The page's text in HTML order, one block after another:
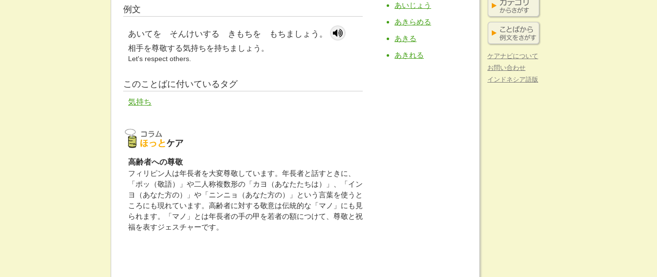
例文
あいてを そんけいする きもちを もちましょう。
相手を尊敬する気持ちを持ちましょう。
Let's respect others.
このことばに付いているタグ
気持ち
高齢者への尊敬
フィリピン人は年長者を大変尊敬しています。年長者と話すときに、
「ポッ（敬語）」や二人称複数形の「カヨ（あなたたちは）」、「イン
ヨ（あなた方の）」や「ニンニョ（あなた方の）」という言葉を使うと
ころにも現れています。高齢者に対する敬意は伝統的な「マノ」にも見
られます。「マノ」とは年長者の手の甲を若者の額につけて、尊敬と祝
福を表すジェスチャーです。
あいじょう
あきらめる
あきる
あきれる
ケアナビについて
お問い合わせ
インドネシア語版